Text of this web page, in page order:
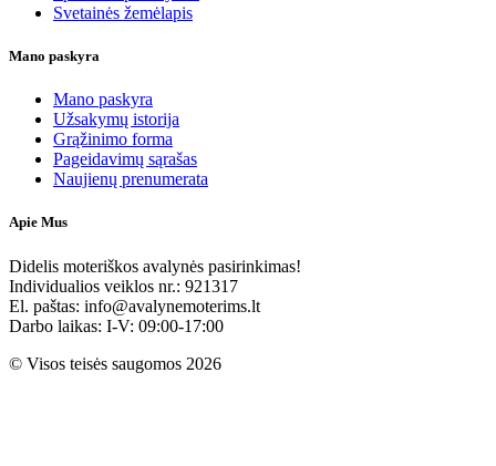
Svetainės žemėlapis
Mano paskyra
Mano paskyra
Užsakymų istorija
Grąžinimo forma
Pageidavimų sąrašas
Naujienų prenumerata
Apie Mus
Didelis moteriškos avalynės pasirinkimas!
Individualios veiklos nr.: 921317
El. paštas: info@avalynemoterims.lt
Darbo laikas: I-V: 09:00-17:00
© Visos teisės saugomos 2026